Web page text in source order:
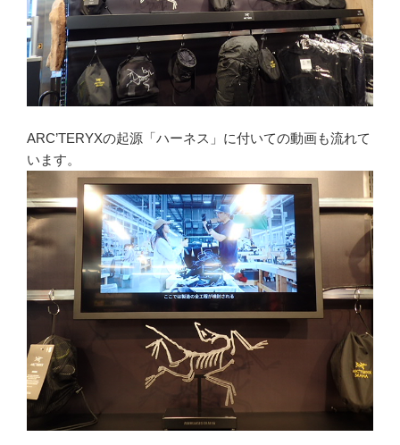
ARC’TERYXの起源「ハーネス」に付いての動画も流れて
います。